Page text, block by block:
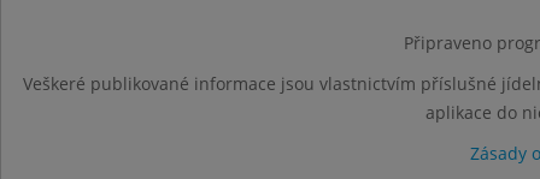
Připraveno
Veškeré publikované informace jsou vlastnictvím příslušné
aplikace do
Zásady